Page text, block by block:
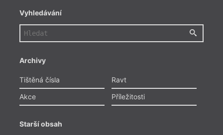
Vyhledávání
Archivy
Tištěná čísla
Ravt
Akce
Příležitosti
Starší obsah